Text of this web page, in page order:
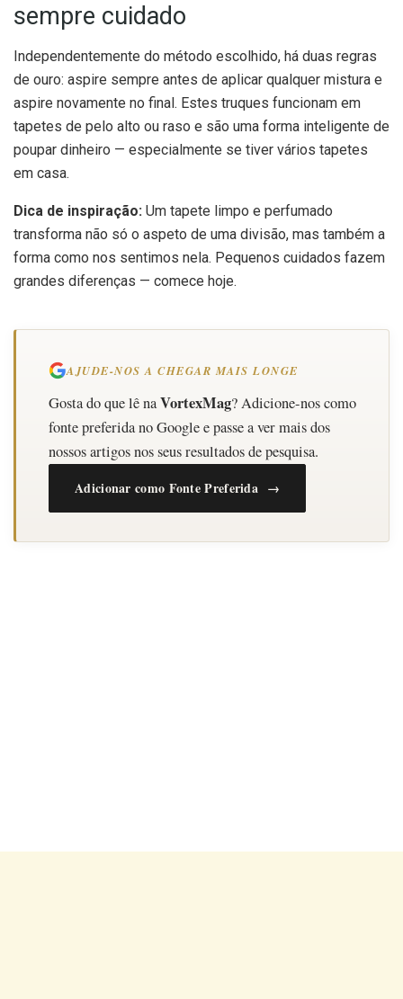
sempre cuidado
Independentemente do método escolhido, há duas regras
de ouro: aspire sempre antes de aplicar qualquer mistura e
aspire novamente no final. Estes truques funcionam em
tapetes de pelo alto ou raso e são uma forma inteligente de
poupar dinheiro — especialmente se tiver vários tapetes
em casa.
Dica de inspiração: Um tapete limpo e perfumado
transforma não só o aspeto de uma divisão, mas também a
forma como nos sentimos nela. Pequenos cuidados fazem
grandes diferenças — comece hoje.
AJUDE-NOS A CHEGAR MAIS LONGE
Gosta do que lê naVortexMag? Adicione-nos como
fonte preferida no Google e passe a ver mais dos
nossos artigos nos seus resultados de pesquisa.
Adicionar como Fonte Preferida →